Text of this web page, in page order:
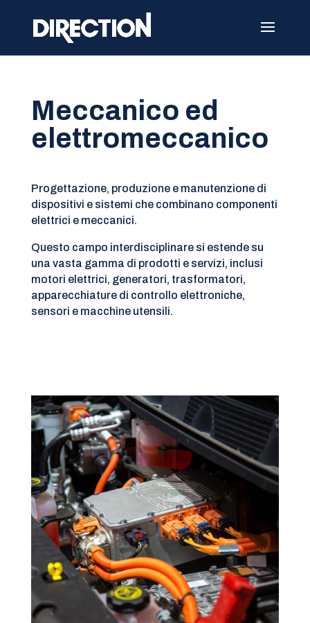
Meccanico ed
elettromeccanico
Progettazione, produzione e manutenzione di
dispositivi e sistemi che combinano componenti
elettrici e meccanici.
Questo campo interdisciplinare si estende su
una vasta gamma di prodotti e servizi, inclusi
motori elettrici, generatori, trasformatori,
apparecchiature di controllo elettroniche,
sensori e macchine utensili.